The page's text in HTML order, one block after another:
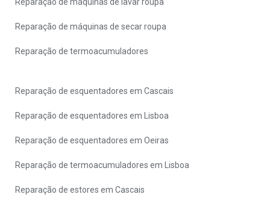
Reparação de máquinas de secar roupa
Reparação de termoacumuladores
Reparação de esquentadores em Cascais
Reparação de esquentadores em Lisboa
Reparação de esquentadores em Oeiras
Reparação de termoacumuladores em Lisboa
Reparação de estores em Cascais